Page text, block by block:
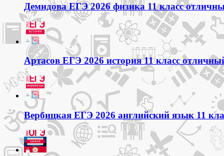
Демидова ЕГЭ 2026 физика 11 класс
Артасов ЕГЭ 2026 история 11 класс
Вербицкая ЕГЭ 2026 английский язык 11